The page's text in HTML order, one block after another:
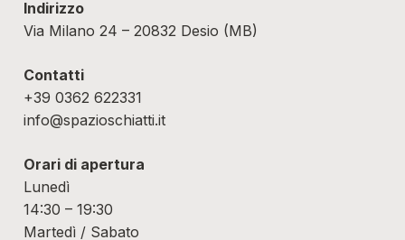
Indirizzo
Via Milano 24 – 20832 Desio (MB)
Contatti
+39 0362 622331
info@spazioschiatti.it
Orari di apertura
Lunedì
14:30 – 19:30
Martedì / Sabato